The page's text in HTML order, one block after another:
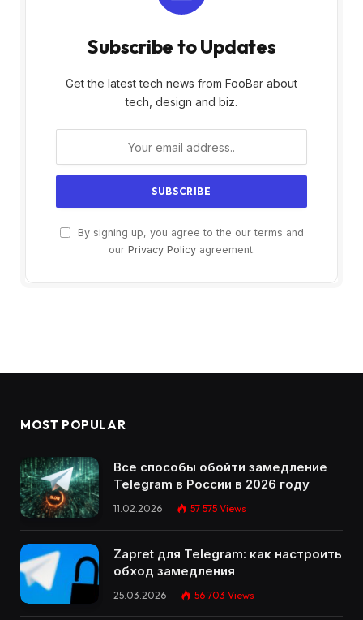
Subscribe to Updates
Get the latest tech news from FooBar about
tech, design and biz.
By signing up, you agree to the our terms and
our Privacy Policyagreement.
MOST POPULAR
Все способы обойти замедление
Telegram в России в 2026 году
11.02.2026 57 575 Views
Zapret для Telegram: как настроить
обход замедления
25.03.2026 56 703 Views